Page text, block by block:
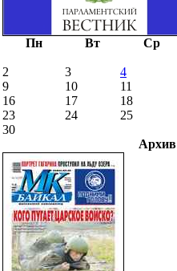
Пн Вт Ср
2
3 4
9
10 11
16
17 18
23
24 25
30
Архив